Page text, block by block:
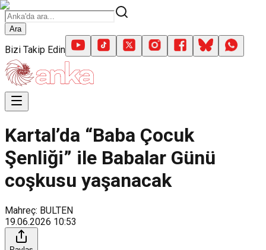
Ara
Bizi Takip Edin
Kartal’da “Baba Çocuk
Şenliği” ile Babalar Günü
coşkusu yaşanacak
Mahreç: BULTEN
19.06.2026 10:53